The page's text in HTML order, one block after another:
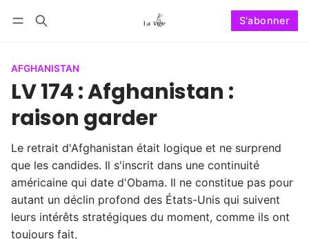
S'abonner
AFGHANISTAN
LV 174 : Afghanistan :
raison garder
Le retrait d'Afghanistan était logique et ne surprend
que les candides. Il s'inscrit dans une continuité
américaine qui date d'Obama. Il ne constitue pas pour
autant un déclin profond des États-Unis qui suivent
leurs intérêts stratégiques du moment, comme ils ont
toujours fait,